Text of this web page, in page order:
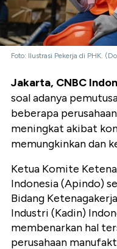
Foto: Ilustrasi Pekerja di PHK.
Jakarta, CNBC
soal adanya
beberapa
meningkat akibat
memungkinkan dan
Ketua Komite
Indonesia (Apindo)
Bidang
Industri (Kadin)
membenarkan hal
perusahaan